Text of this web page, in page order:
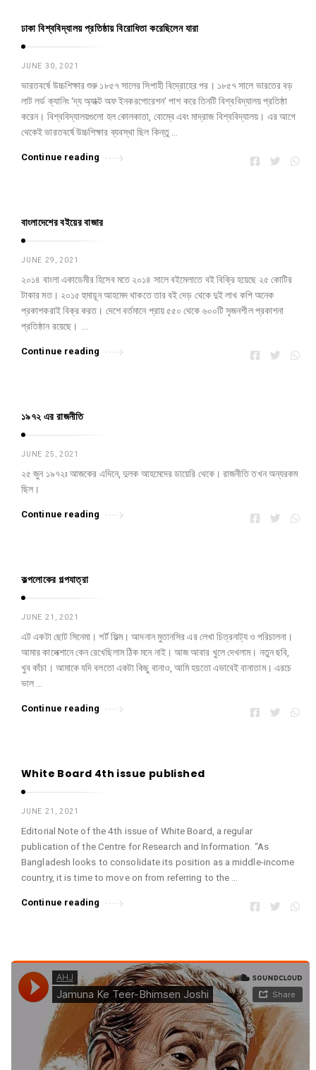
ঢাকা বিশ্ববিদ্যালয় প্রতিষ্ঠায় বিরোধিতা করেছিলেন যারা
JUNE 30, 2021
ভারতবর্ষে উচ্চশিক্ষার শুরু ১৮৫৭ সালের সিপাহী বিদ্রোহের পর। ১৮৫৭ সালে ভারতের বড়
লাট লর্ড ক্যানিং ‘দ্য অ্যাক্ট অফ ইনকরপোরেশন’ পাশ করে তিনটি বিশ্ববিদ্যালয় প্রতিষ্ঠা
করেন। বিশ্ববিদ্যালয়গুলো হল কোলকাতা, বোম্বে এবং মাদ্রাজ বিশ্ববিদ্যালয়। এর আগে
থেকেই ভারতবর্ষে উচ্চশিক্ষার ব্যবস্থা ছিল কিন্তু …
Continue reading
বাংলাদেশের বইয়ের বাজার
JUNE 29, 2021
২০১৪ বাংলা একাডেমীর হিসেব মতে ২০১৪ সালে বইমেলাতে বই বিক্রি হয়েছে ২৫ কোটির
টাকার মত। ২০১৫ হুমায়ূন আহমেদ থাকতে তার বই দেড় থেকে দুই লাখ কপি অনেক
প্রকাশকরাই বিক্র করত। দেশে বর্তমানে প্রায় ৫৫০ থেকে ৬০০টি সৃজনশীল প্রকাশনা
প্রতিষ্ঠান রয়েছে। …
Continue reading
১৯৭২ এর রাজনীতি
JUNE 25, 2021
২৫ জুন ১৯৭২ঃ আজকের এদিনে, দুলক আহমেদের ডায়েরি থেকে। রাজনীতি তখন অন্যরকম
ছিল।
Continue reading
কল্পলোকের গল্পযাত্রা
JUNE 21, 2021
এট একটা ছোট সিনেমা। শর্ট ফিল্ম। আদনান মুতানসির এর লেখা চিত্রনাট্য ও পরিচালনা।
আমার কালেক্শানে কেন রেখেছিলাম ঠিক মনে নাই। আজ আবার খুলে দেখলাম। নতুন ছবি,
খুব কাঁচা। আমাকে যদি বলতো একটা কিছু বানাও, আমি হয়তো এভাবেই বানাতাম। এরচে
ভাল …
Continue reading
White Board 4th issue published
JUNE 21, 2021
Editorial Note of the 4th issue of White Board, a regular
publication of the Centre for Research and Information. “As
Bangladesh looks to consolidate its position as a middle-income
country, it is time to move on from referring to the …
Continue reading